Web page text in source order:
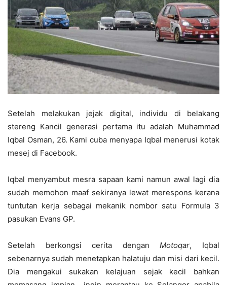
Setelah melakukan jejak digital, individu di belakang
stereng Kancil generasi pertama itu adalah Muhammad
Iqbal Osman, 26. Kami cuba menyapa Iqbal menerusi kotak
mesej di Facebook.
Iqbal menyambut mesra sapaan kami namun awal lagi dia
sudah memohon maaf sekiranya lewat merespons kerana
tuntutan kerja sebagai mekanik nombor satu Formula 3
pasukan Evans GP.
Setelah berkongsi cerita denganMotoqar, Iqbal
sebenarnya sudah menetapkan halatuju dan misi dari kecil.
Dia mengakui sukakan kelajuan sejak kecil bahkan